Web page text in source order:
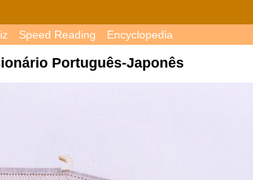
Speed Reading Encyclopedia
Português-Japonês